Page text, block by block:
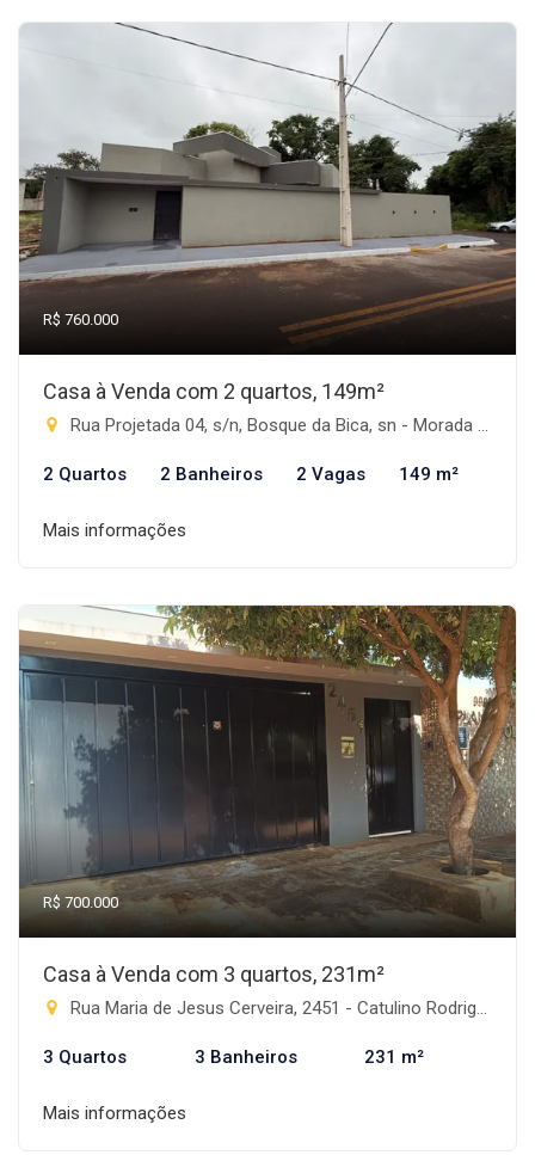
R$ 760.000
Casa à Venda com 2 quartos, 149m²
Rua Projetada 04, s/n, Bosque da Bica, sn - Morada do Sol, Rio Brilhante-MS
2 Quartos 2 Banheiros 2 Vagas 149 m²
Mais informações
R$ 700.000
Casa à Venda com 3 quartos, 231m²
Rua Maria de Jesus Cerveira, 2451 - Catulino Rodrigues de Lima, Rio Brilhante-MS
3 Quartos 3 Banheiros 231 m²
Mais informações